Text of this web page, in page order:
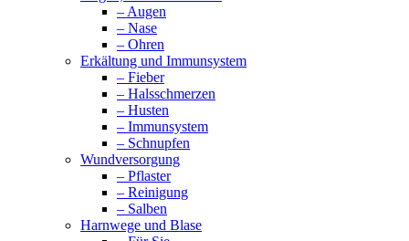
– Augen
– Nase
– Ohren
Erkältung und Immunsystem
– Fieber
– Halsschmerzen
– Husten
– Immunsystem
– Schnupfen
Wundversorgung
– Pflaster
– Reinigung
– Salben
Harnwege und Blase